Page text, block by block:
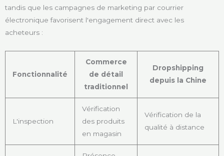
tandis que les campagnes de marketing par courrier
électronique favorisent l'engagement direct avec les
acheteurs :
Fonctionnalité
Commerce
de détail
traditionnel
Dropshipping
depuis la Chine
L'inspection
Vérification
des produits
en magasin
Vérification de la
qualité à distance